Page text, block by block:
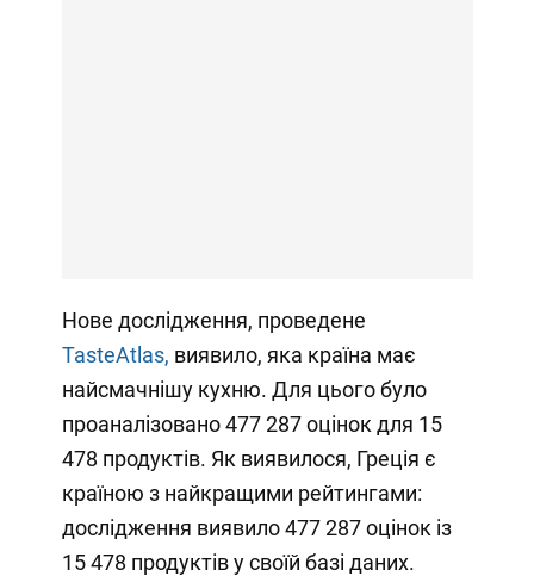
Нове дослідження, проведене
TasteAtlas, виявило, яка країна має
найсмачнішу кухню. Для цього було
проаналізовано 477 287 оцінок для 15
478 продуктів. Як виявилося, Греція є
країною з найкращими рейтингами:
дослідження виявило 477 287 оцінок із
15 478 продуктів у своїй базі даних.